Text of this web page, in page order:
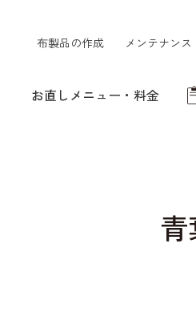
布製品の作成 メンテナンス
お直しメニュー・料金
アクセサ